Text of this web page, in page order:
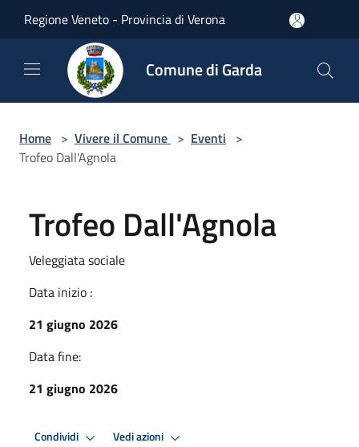
Regione Veneto - Provincia di Verona
Comune di Garda
Home > Vivere il Comune > Eventi >
Trofeo Dall'Agnola
Trofeo Dall'Agnola
Veleggiata sociale
Data inizio :
21 giugno 2026
Data fine:
21 giugno 2026
Condividi Vedi azioni